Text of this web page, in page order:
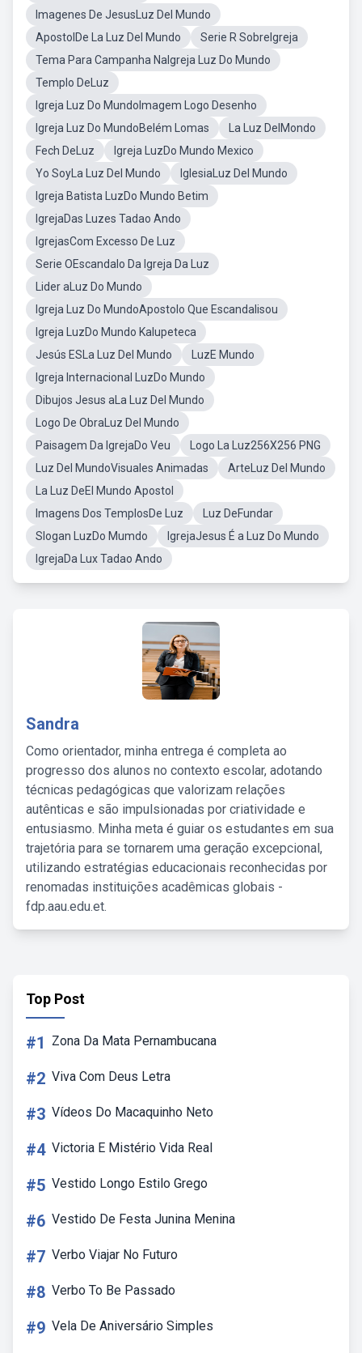
Imagenes De JesusLuz Del Mundo
ApostolDe La Luz Del Mundo
Serie R SobreIgreja
Tema Para Campanha NaIgreja Luz Do Mundo
Templo DeLuz
Igreja Luz Do MundoImagem Logo Desenho
Igreja Luz Do MundoBelém Lomas
La Luz DelMondo
Fech DeLuz
Igreja LuzDo Mundo Mexico
Yo SoyLa Luz Del Mundo
IglesiaLuz Del Mundo
Igreja Batista LuzDo Mundo Betim
IgrejaDas Luzes Tadao Ando
IgrejasCom Excesso De Luz
Serie OEscandalo Da Igreja Da Luz
Lider aLuz Do Mundo
Igreja Luz Do MundoApostolo Que Escandalisou
Igreja LuzDo Mundo Kalupeteca
Jesús ESLa Luz Del Mundo
LuzE Mundo
Igreja Internacional LuzDo Mundo
Dibujos Jesus aLa Luz Del Mundo
Logo De ObraLuz Del Mundo
Paisagem Da IgrejaDo Veu
Logo La Luz256X256 PNG
Luz Del MundoVisuales Animadas
ArteLuz Del Mundo
La Luz DeEl Mundo Apostol
Imagens Dos TemplosDe Luz
Luz DeFundar
Slogan LuzDo Mumdo
IgrejaJesus É a Luz Do Mundo
IgrejaDa Lux Tadao Ando
Sandra
Como orientador, minha entrega é completa ao
progresso dos alunos no contexto escolar, adotando
técnicas pedagógicas que valorizam relações
autênticas e são impulsionadas por criatividade e
entusiasmo. Minha meta é guiar os estudantes em sua
trajetória para se tornarem uma geração excepcional,
utilizando estratégias educacionais reconhecidas por
renomadas instituições acadêmicas globais -
fdp.aau.edu.et.
Top Post
#1 Zona Da Mata Pernambucana
#2 Viva Com Deus Letra
#3 Vídeos Do Macaquinho Neto
#4 Victoria E Mistério Vida Real
#5 Vestido Longo Estilo Grego
#6 Vestido De Festa Junina Menina
#7 Verbo Viajar No Futuro
#8 Verbo To Be Passado
#9 Vela De Aniversário Simples